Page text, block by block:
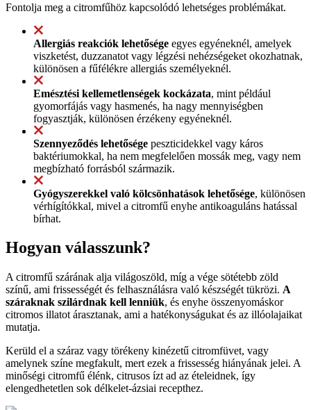
Fontolja meg a citromfűhöz kapcsolódó lehetséges problémákat.
Allergiás reakciók lehetősége egyes egyéneknél, amelyek
viszketést, duzzanatot vagy légzési nehézségeket okozhatnak,
különösen a fűfélékre allergiás személyeknél.
Emésztési kellemetlenségek kockázata, mint például
gyomorfájás vagy hasmenés, ha nagy mennyiségben
fogyasztják, különösen érzékeny egyéneknél.
Szennyeződés lehetősége peszticidekkel vagy káros
baktériumokkal, ha nem megfelelően mossák meg, vagy nem
megbízható forrásból származik.
Gyógyszerekkel való kölcsönhatások lehetősége, különösen
vérhígítókkal, mivel a citromfű enyhe antikoaguláns hatással
bírhat.
Hogyan válasszunk?
A citromfű szárának alja világoszöld, míg a vége sötétebb zöld
színű, ami frissességét és felhasználásra való készségét tükrözi. A
száraknak szilárdnak kell lenniük, és enyhe összenyomáskor
citromos illatot árasztanak, ami a hatékonyságukat és az illóolajaikat
mutatja.
Kerüld el a száraz vagy törékeny kinézetű citromfüvet, vagy
amelynek színe megfakult, mert ezek a frissesség hiányának jelei. A
minőségi citromfű élénk, citrusos ízt ad az ételeidnek, így
elengedhetetlen sok délkelet-ázsiai recepthez.